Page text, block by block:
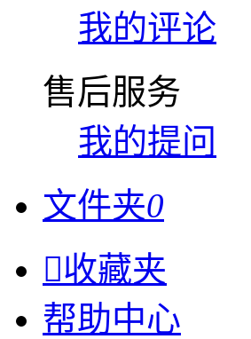
我的评论
售后服务
我的提问
文件夹0
收藏夹
帮助中心